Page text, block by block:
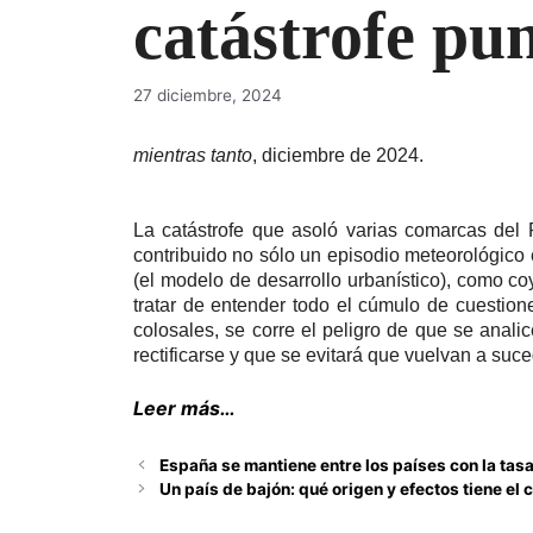
catástrofe
27 diciembre, 2024
mientras tanto, diciembre de 2024.
La catástrofe que asoló varias comarcas
contribuido no sólo un episodio
(el modelo de desarrollo urbanístico), como
tratar de entender todo el cúmulo de
colosales, se corre el peligro de que se
rectificarse y que se evitará que vuelvan a
Leer más…
España se mantiene entre los países con la
Un país de bajón: qué origen y efectos tiene